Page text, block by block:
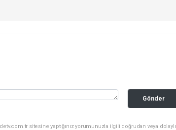
Gönder
sitesine yaptığınız yorumunuzla ilgili doğrudan veya dolaylı